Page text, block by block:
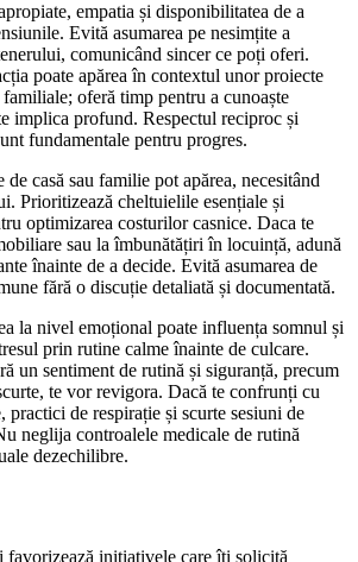
empatia și disponibilitatea de a
Evită asumarea pe nesimțite a
comunicând sincer ce poți oferi.
poate apărea în contextul unor proiecte
oferă timp pentru a cunoaște
implica profund. Respectul reciproc și
fundamentale pentru progres.
casă sau familie pot apărea, necesitând
Prioritizează cheltuielile esențiale și
optimizarea costurilor casnice. Daca te
sau la îmbunătățiri în locuință, adună
înainte de a decide. Evită asumarea de
fără o discuție detaliată și documentată.
la nivel emoțional poate influența somnul și
prin rutine calme înainte de culcare.
un sentiment de rutină și siguranță, precum
te vor revigora. Dacă te confrunți cu
practici de respirație și scurte sesiuni de
neglija controalele medicale de rutină
dezechilibre.
favorizează inițiativele care îți solicită